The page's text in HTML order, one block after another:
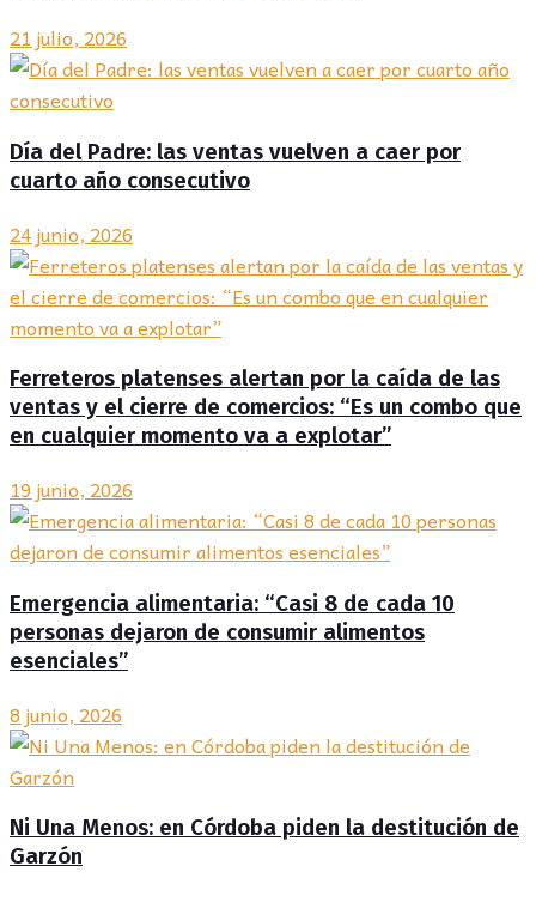
21 julio, 2026
Día del Padre: las ventas vuelven a caer por
cuarto año consecutivo
24 junio, 2026
Ferreteros platenses alertan por la caída de las
ventas y el cierre de comercios: “Es un combo que
en cualquier momento va a explotar”
19 junio, 2026
Emergencia alimentaria: “Casi 8 de cada 10
personas dejaron de consumir alimentos
esenciales”
8 junio, 2026
Ni Una Menos: en Córdoba piden la destitución de
Garzón